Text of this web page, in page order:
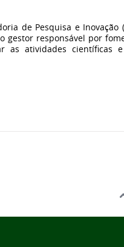
de Pesquisa e Inovação
gestor responsável por
as atividades científicas